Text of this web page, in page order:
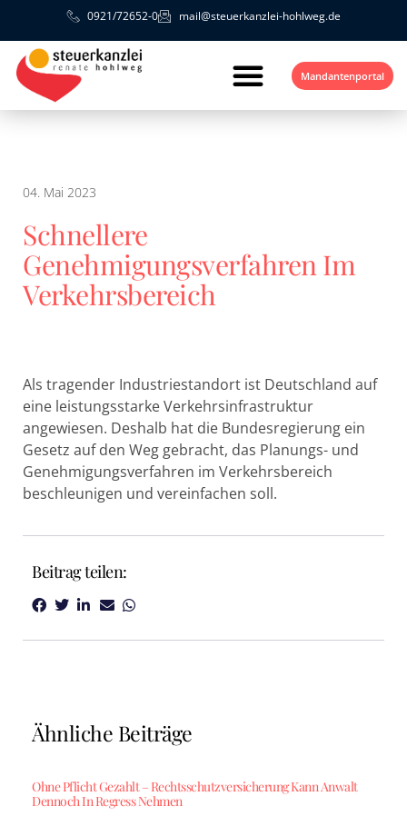
0921/72652-0 mail@steuerkanzlei-hohlweg.de
Mandantenportal
04. Mai 2023
Schnellere
Genehmigungsverfahren Im
Verkehrsbereich
Als tragender Industriestandort ist Deutschland auf
eine leistungsstarke Verkehrsinfrastruktur
angewiesen. Deshalb hat die Bundesregierung ein
Gesetz auf den Weg gebracht, das Planungs- und
Genehmigungsverfahren im Verkehrsbereich
beschleunigen und vereinfachen soll.
Beitrag teilen:
Ähnliche Beiträge
Ohne Pflicht Gezahlt – Rechtsschutzversicherung Kann Anwalt
Dennoch In Regress Nehmen